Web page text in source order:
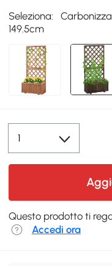
Seleziona:
149.5cm
Questo prodotto ti
Accedi ora